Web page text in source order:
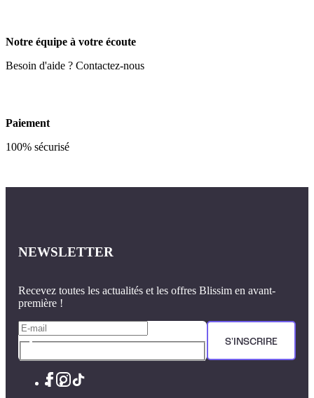
Notre équipe à votre écoute
Besoin d'aide ? Contactez-nous
Paiement
100% sécurisé
NEWSLETTER
Recevez toutes les actualités et les offres Blissim en avant-
première !
S'INSCRIRE